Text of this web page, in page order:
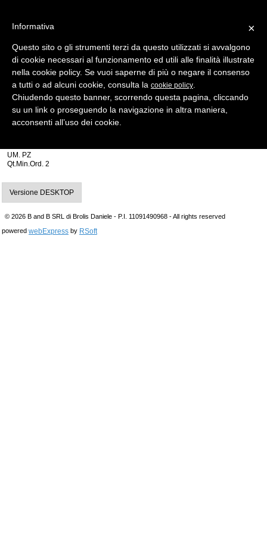
Indietro
CHIAVI AUTO > INSERTI PER TESTE ELETTRON. HORSE SHOE
horse shoe ft1505u nero
UM. PZ
Qt.Min.Ord. 2
Versione DESKTOP
© 2026 B and B SRL di Brolis Daniele - P.I. 11091490968 - All rights reserved
powered webExpress by RSoft
×
Informativa
Questo sito o gli strumenti terzi da questo utilizzati si avvalgono
di cookie necessari al funzionamento ed utili alle finalità illustrate
nella cookie policy. Se vuoi saperne di più o negare il consenso
a tutti o ad alcuni cookie, consulta la cookie policy
Chiudendo questo banner, scorrendo questa pagina, cliccando
su un link o proseguendo la navigazione in altra maniera,
acconsenti all’uso dei cookie.